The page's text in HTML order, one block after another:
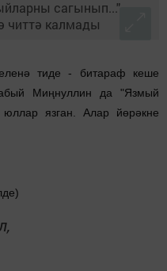
тиде - битараф кеше
Миңнуллин да "Язмый
язган. Алар йөрәкне